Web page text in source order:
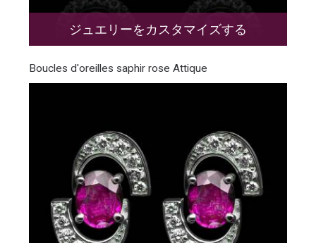
ジュエリーをカスタマイズする
Boucles d'oreilles saphir rose Attique